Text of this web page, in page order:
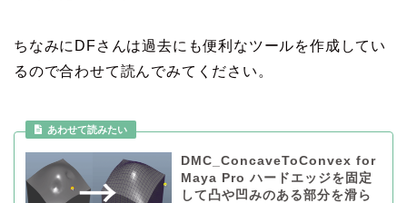
ちなみにDFさんは過去にも便利なツールを作成してい
るので合わせて読んでみてください。
DMC_ConcaveToConvex for
Maya Pro ハードエッジを固定
して凸や凹みのある部分を滑ら